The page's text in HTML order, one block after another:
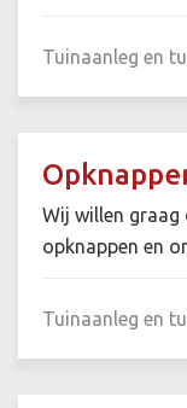
Tuinaanleg en
Wij willen graag
opknappen en
Tuinaanleg en